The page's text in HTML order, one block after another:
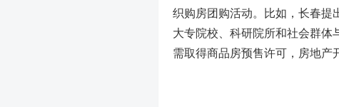
织购房团购活动。比如，长春提
大专院校、科研院所和社会群体
需取得商品房预售许可，房地产